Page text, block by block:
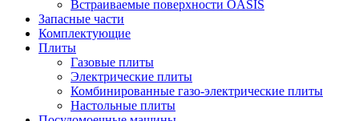
Встраиваемые поверхности OASIS
Запасные части
Комплектующие
Плиты
Газовые плиты
Электрические плиты
Комбинированные газо-электрические плиты
Настольные плиты